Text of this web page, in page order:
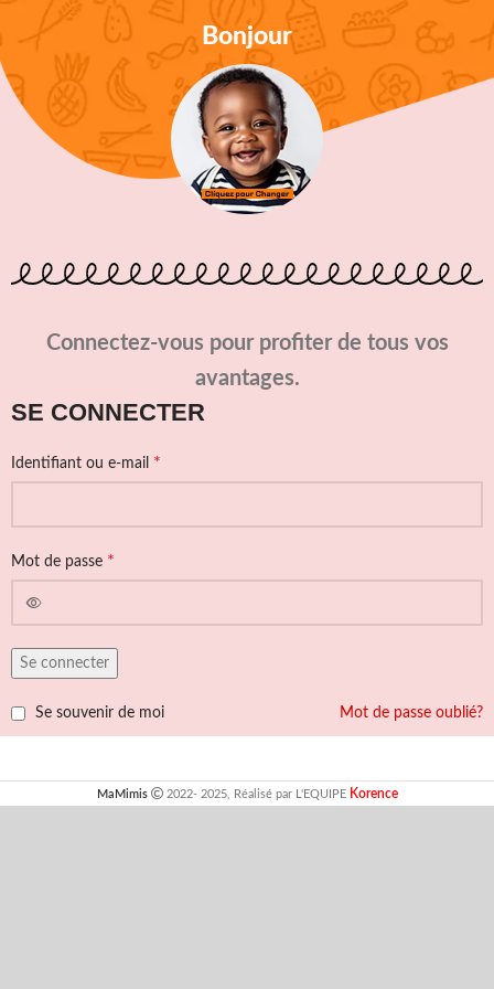
Bonjour
Connectez-vous pour profiter de tous vos
avantages.
SE CONNECTER
Identifiant ou e-mail *
Mot de passe *
Se connecter
Mot de passe oublié?
Se souvenir de moi
MaMimis 2022- 2025, Réalisé par L'EQUIPE Korence